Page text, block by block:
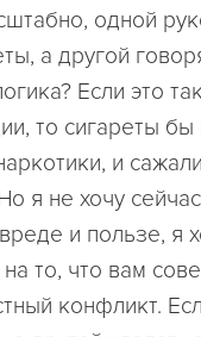
одной
а другой
Если это
то сигареты бы
и
я не хочу
и пользе, я
то, что вам
конфликт.